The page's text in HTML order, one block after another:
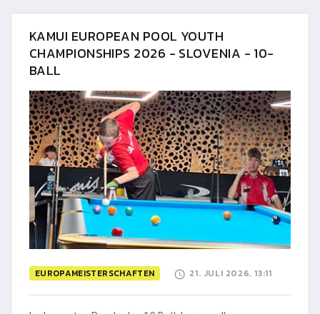
KAMUI EUROPEAN POOL YOUTH
CHAMPIONSHIPS 2026 - SLOVENIA - 10-
BALL
EUROPAMEISTERSCHAFTEN 21. JULI 2026, 13:11